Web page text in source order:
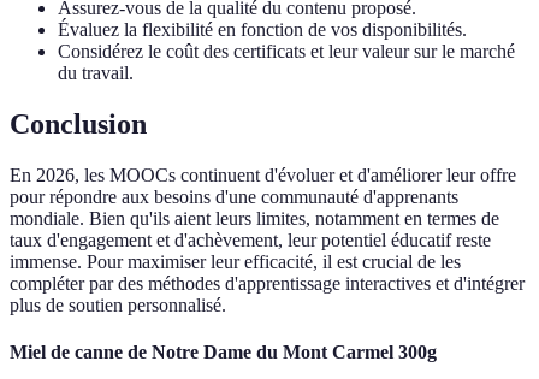
Assurez-vous de la qualité du contenu proposé.
Évaluez la flexibilité en fonction de vos disponibilités.
Considérez le coût des certificats et leur valeur sur le marché
du travail.
Conclusion
En 2026, les MOOCs continuent d'évoluer et d'améliorer leur offre
pour répondre aux besoins d'une communauté d'apprenants
mondiale. Bien qu'ils aient leurs limites, notamment en termes de
taux d'engagement et d'achèvement, leur potentiel éducatif reste
immense. Pour maximiser leur efficacité, il est crucial de les
compléter par des méthodes d'apprentissage interactives et d'intégrer
plus de soutien personnalisé.
Miel de canne de Notre Dame du Mont Carmel 300g